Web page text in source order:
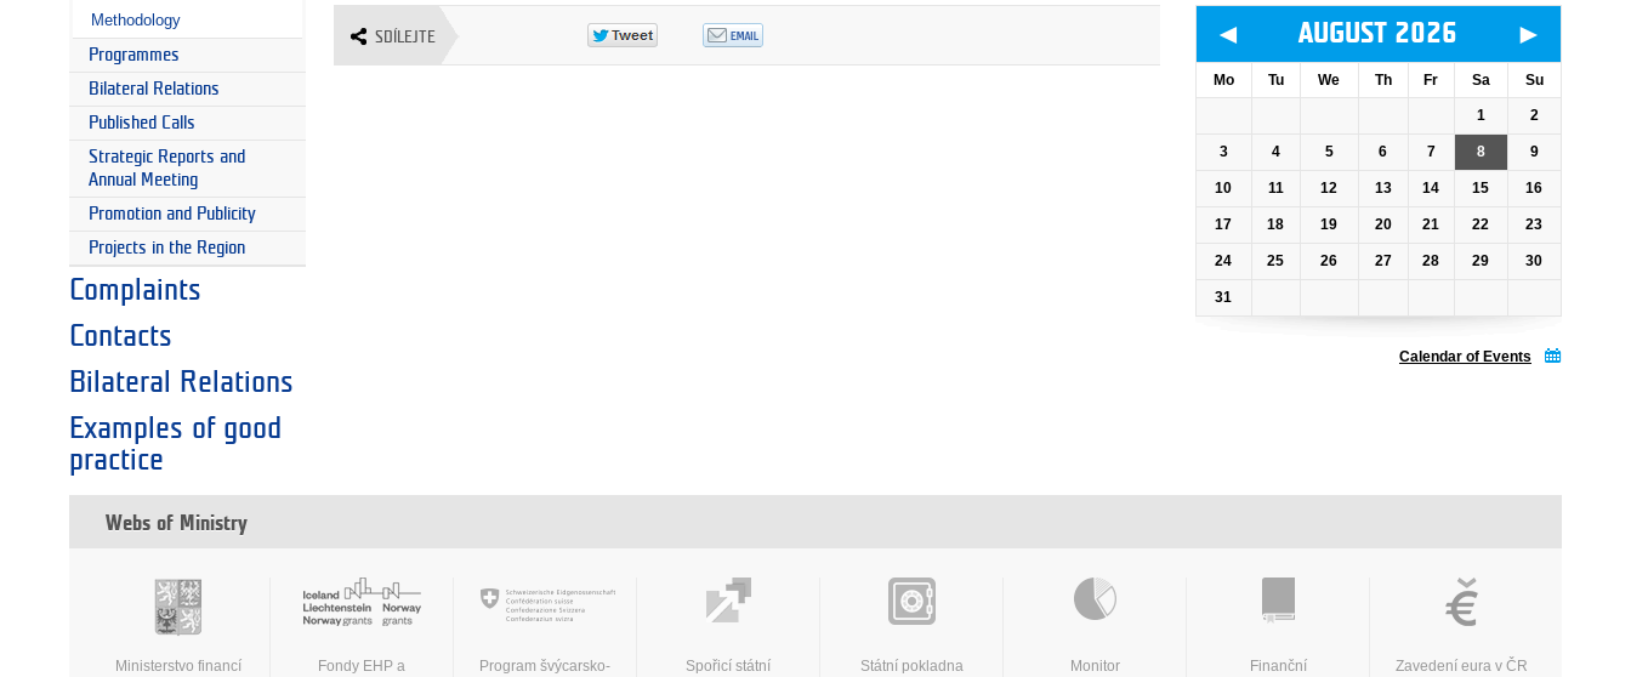
Methodology
Programmes
Bilateral Relations
Published Calls
Strategic Reports and
Annual Meeting
Promotion and Publicity
Projects in the Region
Complaints
Contacts
Bilateral Relations
Examples of good
practice
SDÍLEJTE ◄ AUGUST 2026 ►
Mo Tu We Th Fr Sa Su
1 2
3 4 5 6 7 8 9
10 11 12 13 14 15 16
17 18 19 20 21 22 23
24 25 26 27 28 29 30
31
Calendar of Events
Webs of Ministry
Ministerstvo financí Fondy EHP a Program švýcarsko- Spořicí státní Státní pokladna Monitor Finanční Zavedení eura v ČR